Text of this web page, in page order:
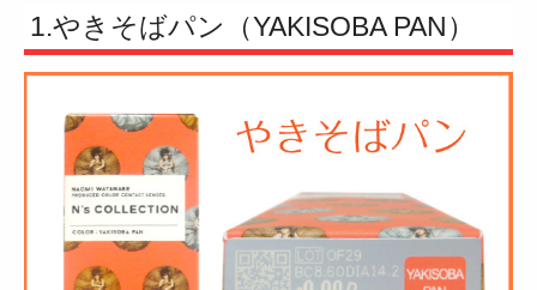
1.やきそばパン（YAKISOBA PAN）